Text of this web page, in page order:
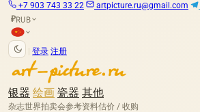
+7 903 743 33 22 artpicture.ru@gmail.com
₽RUB
登录 注册
银器 绘画 瓷器 其他
杂志世界拍卖会参考资料估价 / 收购